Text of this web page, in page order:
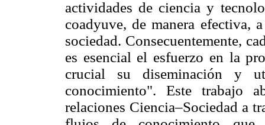
actividades de ciencia y
coadyuve, de manera efectiva,
sociedad. Consecuentemente,
es esencial el esfuerzo en la
crucial su diseminación y
conocimiento". Este trabajo
relaciones Ciencia–Sociedad a